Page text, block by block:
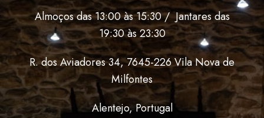
Almoços das 13:00 às 15:30 / Jantares das
19:30 às 23:30
R. dos Aviadores 34, 7645-226 Vila Nova de
Milfontes
Alentejo, Portugal